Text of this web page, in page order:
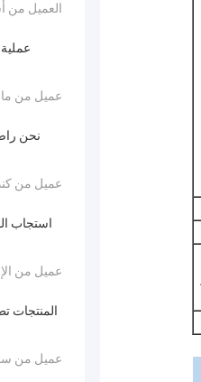
—— العميل من
—— عميل من
نحن
—— عميل من
استجاب
—— عميل من
المنتجات
—— عميل من